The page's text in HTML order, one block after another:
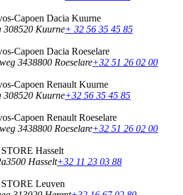
Capoen Dacia Kuurne
308520 Kuurne+ 32 56 35 45 85
Capoen Dacia Roeselare
3438800 Roeselare+32 51 26 02 00
Capoen Renault Kuurne
308520 Kuurne+32 56 35 45 85
Capoen Renault Roeselare
3438800 Roeselare+32 51 26 02 00
Hasselt
3500 Hasselt+32 11 23 03 88
Leuven